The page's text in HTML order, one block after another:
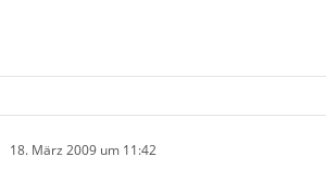
18. März 2009 um 11:42